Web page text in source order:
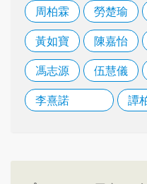
周柏霖
勞楚瑜
黃如寶
陳嘉怡
馮志源
伍慧儀
李熹諾
譚